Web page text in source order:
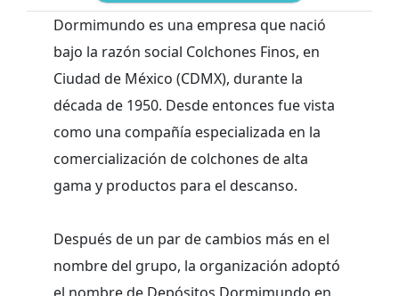
Dormimundo es una empresa que nació
bajo la razón social Colchones Finos, en
Ciudad de México (CDMX), durante la
década de 1950. Desde entonces fue vista
como una compañía especializada en la
comercialización de colchones de alta
gama y productos para el descanso.
Después de un par de cambios más en el
nombre del grupo, la organización adoptó